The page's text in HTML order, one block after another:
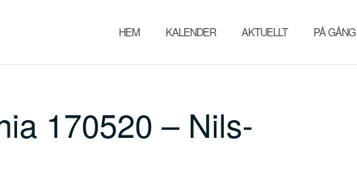
HEM KALENDER AKTUELLT PÅ GÅNG
170520 – Nils-